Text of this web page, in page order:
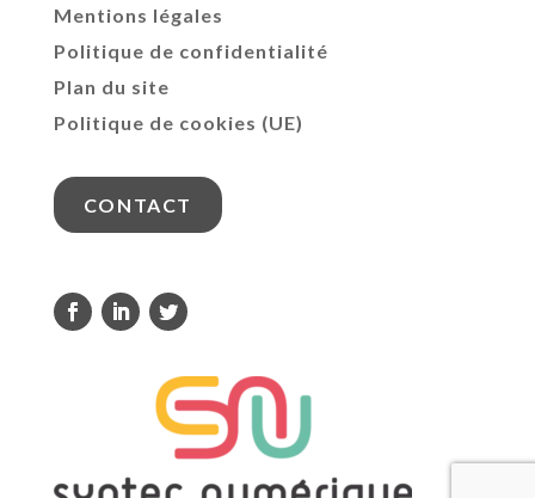
Mentions légales
Politique de confidentialité
Plan du site
Politique de cookies (UE)
CONTACT